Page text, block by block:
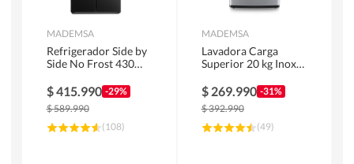
MADEMSA
Refrigerador Side by
Side No Frost 430
MAS430B
$415.990 -29%
$589.990
(108)
MADEMSA
Lavadora Carga
Superior 20 kg Inox
$ 269.990 -31%
$392.990
(49)